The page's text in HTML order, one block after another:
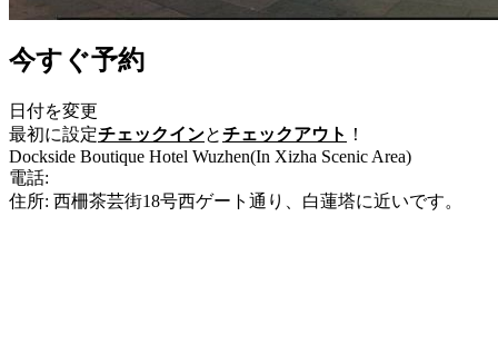
今すぐ予約
日付を変更
最初に設定チェックインとチェックアウト ！
Dockside Boutique Hotel Wuzhen(In Xizha Scenic Area)
電話:
住所: 西柵茶芸街18号西ゲート通り、白蓮塔に近いです。